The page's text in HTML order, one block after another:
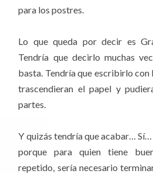
para los postres.
Lo que queda por decir es
Tendría que decirlo muchas
basta. Tendría que escribirlo con
trascendieran el papel y
partes.
Y quizás tendría que acabar…
porque para quien tiene
repetido, sería necesario